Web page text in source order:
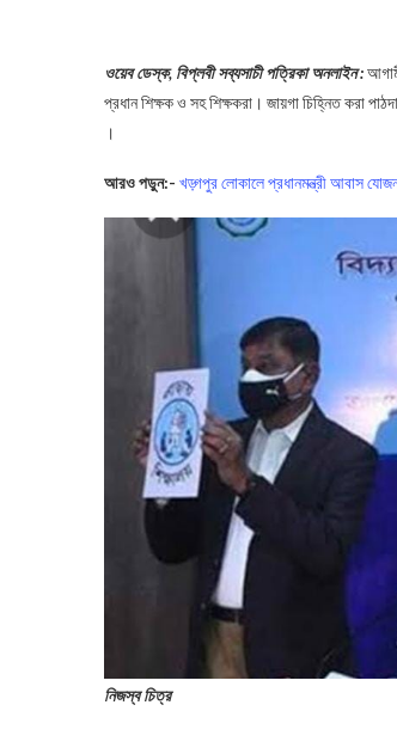
ওয়েব ডেস্ক, বিপ্লবী সব্যসাচী পত্রিকা অনলাইন :
প্রধান শিক্ষক ও সহ শিক্ষকরা। জায়গা চিহ্নিত করা
।
আরও পড়ুন:- খড়্গপুর লোকালে প্রধানমন্ত্রী আবাস
নিজস্ব চিত্র